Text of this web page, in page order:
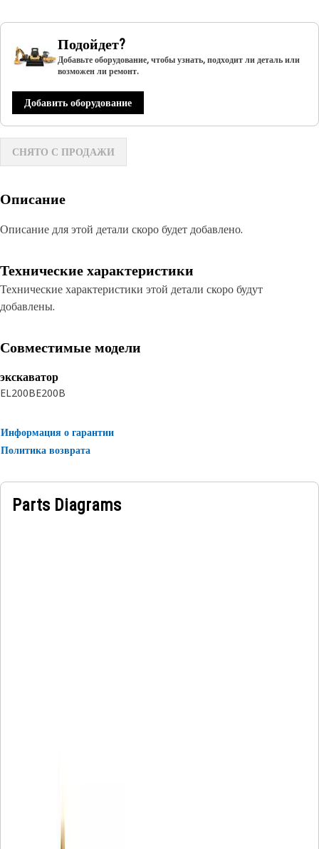
Подойдет?
Добавьте оборудование, чтобы узнать, подходит ли деталь или
возможен ли ремонт.
Добавить оборудование
СНЯТО С ПРОДАЖИ
Описание
Описание для этой детали скоро будет добавлено.
Технические характеристики
Технические характеристики этой детали скоро будут
добавлены.
Совместимые модели
экскаватор
EL200BE200B
Информация о гарантии
Политика возврата
Parts Diagrams